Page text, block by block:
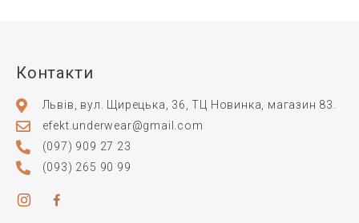
Контакти
Львів, вул. Щирецька, 36, ТЦ Новинка, магазин 83.
efekt.underwear@gmail.com
(097) 909 27 23
(093) 265 90 99